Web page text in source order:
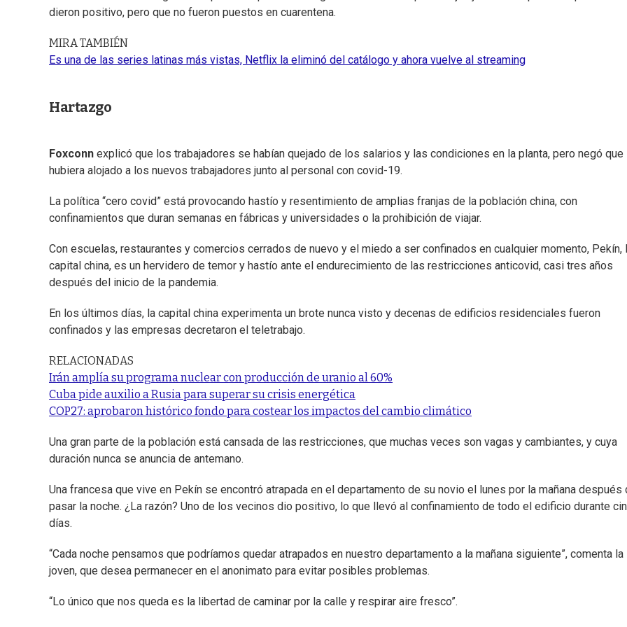
dieron positivo, pero que no fueron puestos en cuarentena.
MIRA TAMBIÉN
Es una de las series latinas más vistas, Netflix la eliminó del catálogo y ahora vuelve al streaming
Hartazgo
Foxconn explicó que los trabajadores se habían quejado de los salarios y las condiciones en la planta, pero negó que
hubiera alojado a los nuevos trabajadores junto al personal con covid-19.
La política “cero covid” está provocando hastío y resentimiento de amplias franjas de la población china, con
confinamientos que duran semanas en fábricas y universidades o la prohibición de viajar.
Con escuelas, restaurantes y comercios cerrados de nuevo y el miedo a ser confinados en cualquier momento, Pekín,
capital china, es un hervidero de temor y hastío ante el endurecimiento de las restricciones anticovid, casi tres años
después del inicio de la pandemia.
En los últimos días, la capital china experimenta un brote nunca visto y decenas de edificios residenciales fueron
confinados y las empresas decretaron el teletrabajo.
RELACIONADAS
Irán amplía su programa nuclear con producción de uranio al 60%
Cuba pide auxilio a Rusia para superar su crisis energética
COP27: aprobaron histórico fondo para costear los impactos del cambio climático
Una gran parte de la población está cansada de las restricciones, que muchas veces son vagas y cambiantes, y cuya
duración nunca se anuncia de antemano.
Una francesa que vive en Pekín se encontró atrapada en el departamento de su novio el lunes por la mañana después
pasar la noche. ¿La razón? Uno de los vecinos dio positivo, lo que llevó al confinamiento de todo el edificio durante
días.
“Cada noche pensamos que podríamos quedar atrapados en nuestro departamento a la mañana siguiente”, comenta la
joven, que desea permanecer en el anonimato para evitar posibles problemas.
“Lo único que nos queda es la libertad de caminar por la calle y respirar aire fresco”.